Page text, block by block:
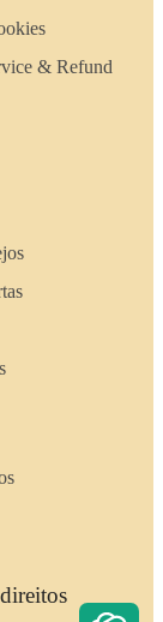
& Refund